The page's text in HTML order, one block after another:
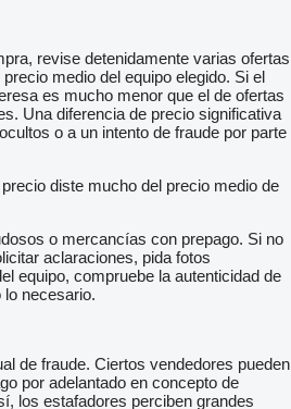
revise detenidamente varias ofertas
medio del equipo elegido. Si el
es mucho menor que el de ofertas
Una diferencia de precio significativa
o a un intento de fraude por parte
diste mucho del precio medio de
o mercancías con prepago. Si no
aclaraciones, pida fotos
equipo, compruebe la autenticidad de
necesario.
de fraude. Ciertos vendedores pueden
por adelantado en concepto de
los estafadores perciben grandes